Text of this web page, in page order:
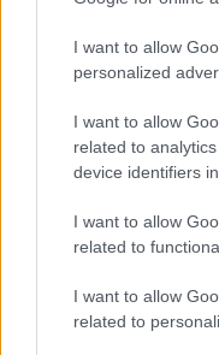
I want to allow
personalized
I want to allow
related to
device identifiers
I want to allow
related to
I want to allow
related to
MotoGP: